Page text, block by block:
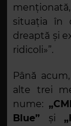
menționată,
situația în
dreaptă și
ridicoli»”.
Până
alte trei
nume:
Blue” și